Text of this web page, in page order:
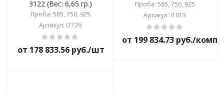
3122 (Вес: 6,65 гр.)
Проба: 585, 750, 925
Артикул: i2726
от 178 833.56 руб./шт
Проба: 585, 750, 925
Артикул: i1013
от 199 834.73 руб./